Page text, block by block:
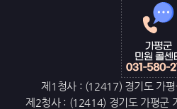
제1청사 : (12417) 경기도 가
제2청사 : (12414) 경기도 가평군